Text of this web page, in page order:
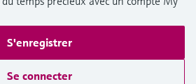
S'enregistrer
Se connecter